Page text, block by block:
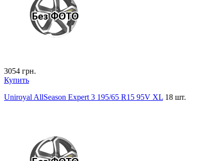
3054 грн.
Купить
Uniroyal AllSeason Expert 3 195/65 R15 95V XL 18 шт.